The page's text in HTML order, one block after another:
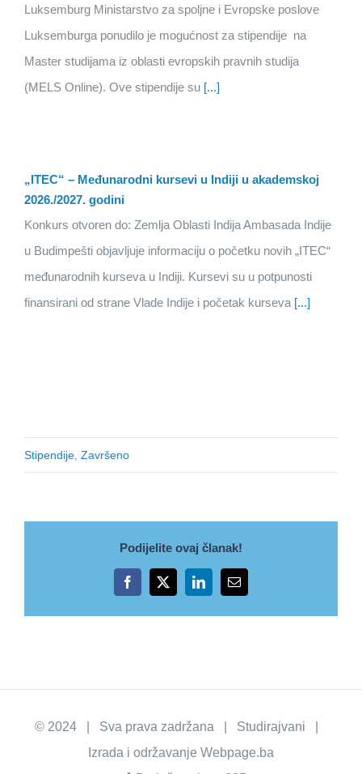
Luksemburg Ministarstvo za spoljne i Evropske poslove
Luksemburga ponudilo je mogućnost za stipendije na
Master studijama iz oblasti evropskih pravnih studija
(MELS Online). Ove stipendije su [...]
„ITEC“ – Međunarodni kursevi u Indiji u akademskoj
2026./2027. godini
Konkurs otvoren do: Zemlja Oblasti Indija Ambasada Indije
u Budimpešti objavljuje informaciju o početku novih „ITEC“
međunarodnih kurseva u Indiji. Kursevi su u potpunosti
finansirani od strane Vlade Indije i početak kurseva[...]
Stipendije, Završeno
Podijelite ovaj članak!
Facebook
X LinkedInEmail
© 2024 | Sva prava zadržana | Studirajvani |
Izrada i održavanje Webpage.ba